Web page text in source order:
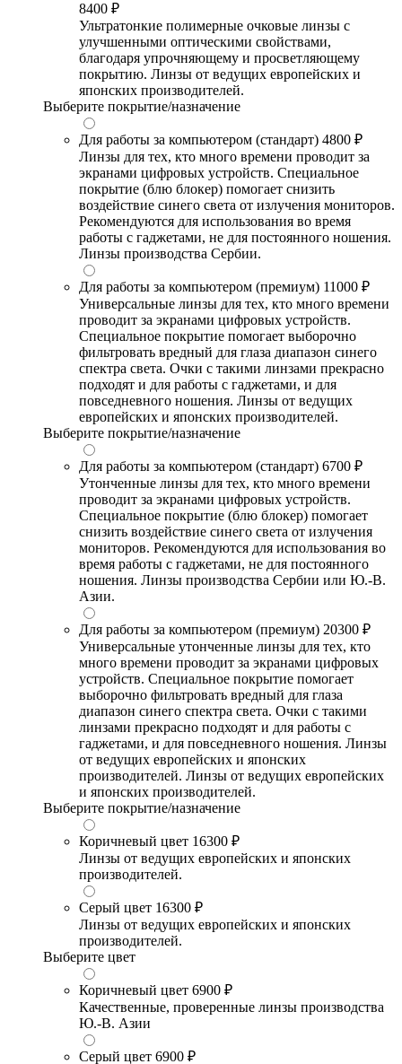
8400 ₽
Ультратонкие полимерные очковые линзы с
улучшенными оптическими свойствами,
благодаря упрочняющему и просветляющему
покрытию. Линзы от ведущих европейских и
японских производителей.
Выберите покрытие/назначение
Для работы за компьютером (стандарт) 4800 ₽
Линзы для тех, кто много времени проводит за
экранами цифровых устройств. Специальное
покрытие (блю блокер) помогает снизить
воздействие синего света от излучения мониторов.
Рекомендуются для использования во время
работы с гаджетами, не для постоянного ношения.
Линзы производства Сербии.
Для работы за компьютером (премиум) 11000 ₽
Универсальные линзы для тех, кто много времени
проводит за экранами цифровых устройств.
Специальное покрытие помогает выборочно
фильтровать вредный для глаза диапазон синего
спектра света. Очки с такими линзами прекрасно
подходят и для работы с гаджетами, и для
повседневного ношения. Линзы от ведущих
европейских и японских производителей.
Выберите покрытие/назначение
Для работы за компьютером (стандарт) 6700 ₽
Утонченные линзы для тех, кто много времени
проводит за экранами цифровых устройств.
Специальное покрытие (блю блокер) помогает
снизить воздействие синего света от излучения
мониторов. Рекомендуются для использования во
время работы с гаджетами, не для постоянного
ношения. Линзы производства Сербии или Ю.-В.
Азии.
Для работы за компьютером (премиум) 20300 ₽
Универсальные утонченные линзы для тех, кто
много времени проводит за экранами цифровых
устройств. Специальное покрытие помогает
выборочно фильтровать вредный для глаза
диапазон синего спектра света. Очки с такими
линзами прекрасно подходят и для работы с
гаджетами, и для повседневного ношения. Линзы
от ведущих европейских и японских
производителей. Линзы от ведущих европейских
и японских производителей.
Выберите покрытие/назначение
Коричневый цвет 16300 ₽
Линзы от ведущих европейских и японских
производителей.
Серый цвет 16300 ₽
Линзы от ведущих европейских и японских
производителей.
Выберите цвет
Коричневый цвет 6900 ₽
Качественные, проверенные линзы производства
Ю.-В. Азии
Серый цвет 6900 ₽